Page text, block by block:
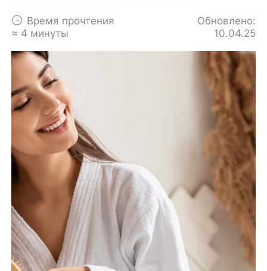
Время прочтения
≈ 4 минуты
Обновлено:
10.04.25